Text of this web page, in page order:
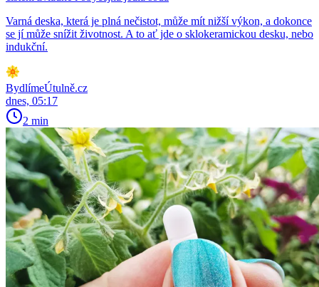
Varná deska, která je plná nečistot, může mít nižší výkon, a dokonce
se jí může snížit životnost. A to ať jde o sklokeramickou desku, nebo
indukční.
BydlímeÚtulně.cz
dnes, 05:17
2 min